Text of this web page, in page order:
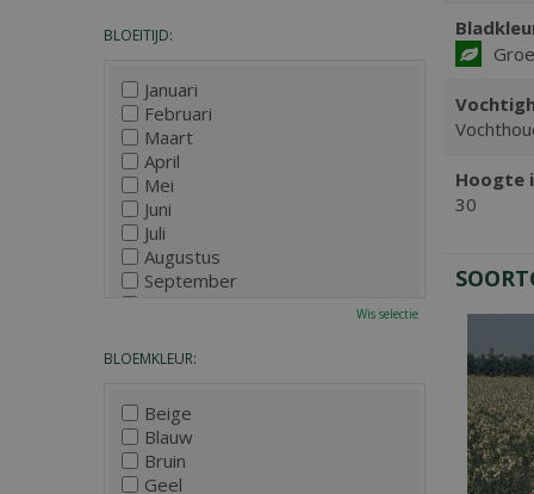
Hoogte
30
BLOEITIJD:
Januari
Februari
Maart
April
Mei
Juni
Juli
Augustus
September
December
Wis selectie
BLOEMKLEUR:
Beige
Blauw
Bruin
Geel